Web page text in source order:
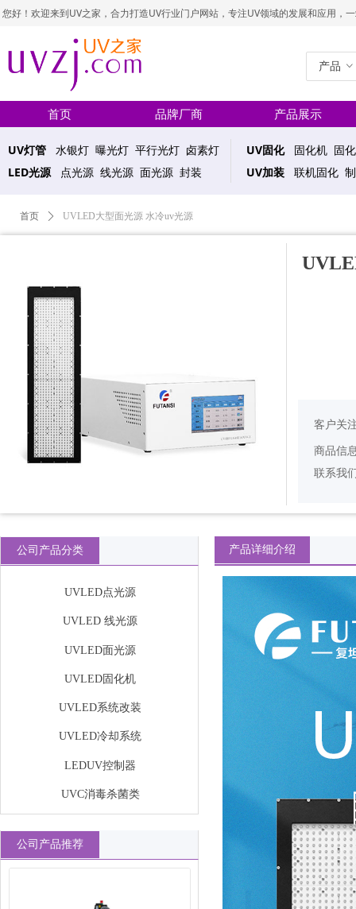
您好！欢迎来到UV之家，合力打造UV行业门户网站，专注UV领域的发展和应用，
产品 ꀁ
首页 品牌厂商 产品展示
UV灯管 水银灯 曝光灯 平行光灯 卤素灯
LED光源 点光源 线光源 面光源 封装
UV固化 固化机 固
UV加装
联机固化
首页 ꄲ UVLED大型面光源 水冷uv光源
商品信
联系我
客户关
产品详细介绍
公司产品分类
UVLED点光源
UVLED 线光源
UVLED面光源
UVLED固化机
UVLED系统改装
UVLED冷却系统
LEDUV控制器
UVC消毒杀菌类
公司产品推荐